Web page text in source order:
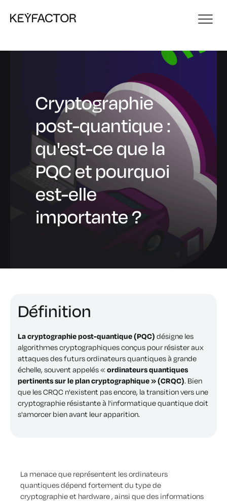
Cryptographie
post-quantique :
qu'est-ce que la
PQC et pourquoi
est-elle
importante ?
Définition
La cryptographie post-quantique (PQC) désigne les
algorithmes cryptographiques conçus pour résister aux
attaques des futurs ordinateurs quantiques à grande
échelle, souvent appelés « ordinateurs quantiques
pertinents sur le plan cryptographique » (CRQC). Bien
que les CRQC n'existent pas encore, la transition vers une
cryptographie résistante à l'informatique quantique doit
s'amorcer bien avant leur apparition.
La menace que représentent les ordinateurs
quantiques dépend fortement du type de
cryptographie et hardware , ainsi que des informations